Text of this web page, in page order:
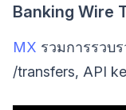
Banking Wire
MX รวมการรวบ
/transfers, API